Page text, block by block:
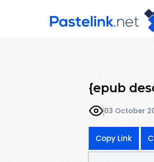
{epub
03 October
Copy Link